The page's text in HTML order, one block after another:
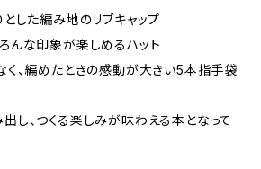
とした編み地のリブキャップ
んな印象が楽しめるハット
く、編めたときの感動が大きい5本指手袋
し、つくる楽しみが味わえる本となって